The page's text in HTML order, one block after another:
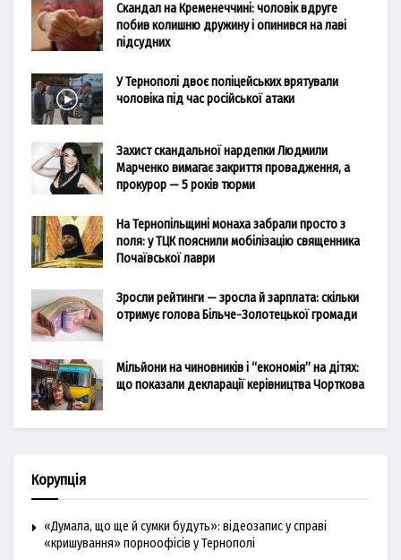
Скандал на Кременеччині: чоловік вдруге
побив колишню дружину і опинився на лаві
підсудних
У Тернополі двоє поліцейських врятували
чоловіка під час російської атаки
Захист скандальної нардепки Людмили
Марченко вимагає закриття провадження, а
прокурор — 5 років тюрми
На Тернопільщині монаха забрали просто з
поля: у ТЦК пояснили мобілізацію священника
Почаївської лаври
Зросли рейтинги — зросла й зарплата: скільки
отримує голова Більче-Золотецької громади
Мільйони на чиновників і “економія” на дітях:
що показали декларації керівництва Чорткова
Корупція
«Думала, що ще й сумки будуть»: відеозапис у справі
«кришування» порноофісів у Тернополі